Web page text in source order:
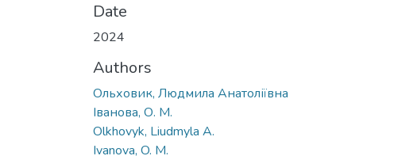
Date
2024
Authors
Ольховик, Людмила Анатоліївна
Іванова, О. М.
Olkhovyk, Liudmyla A.
Ivanova, O. M.